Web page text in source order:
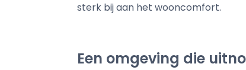
sterk bij aan het wooncomfort.
Een omgeving die